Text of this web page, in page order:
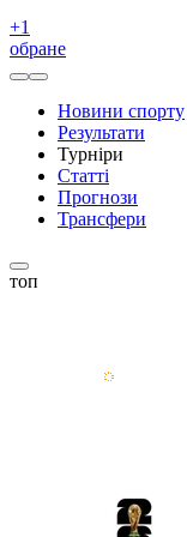
+1
обране
Новини спорту
Результати
Турніри
Статті
Прогнози
Трансфери
топ